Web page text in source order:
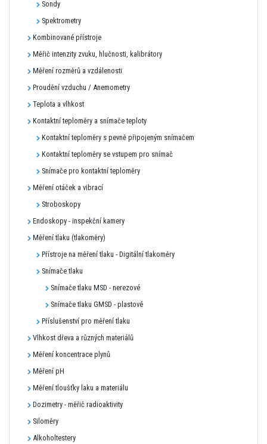
Sondy
Spektrometry
Kombinované přístroje
Měřič intenzity zvuku, hlučnosti, kalibrátory
Měření rozměrů a vzdálenosti
Proudění vzduchu / Anemometry
Teplota a vlhkost
Kontaktní teploměry a snímače teploty
Kontaktní teploměry s pevně připojeným snímačem
Kontaktní teploměry se vstupem pro snímač
Snímače pro kontaktní teploměry
Měření otáček a vibrací
Stroboskopy
Endoskopy - inspekční kamery
Měření tlaku (tlakoměry)
Přístroje na měření tlaku - Digitální tlakoměry
Snímače tlaku
Snímače tlaku MSD - nerezové
Snímače tlaku GMSD - plastové
Příslušenství pro měření tlaku
Vlhkost dřeva a různých materiálů
Měření koncentrace plynů
Měření pH
Měření tloušťky laku a materiálu
Dozimetry - měřič radioaktivity
Siloměry
Alkoholtestery